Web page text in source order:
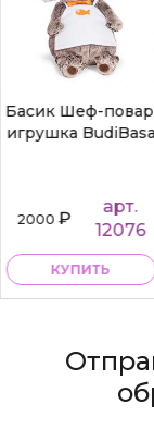
Басик Шеф-
игрушка BudiBasa
2000₽
арт.
12076
КУПИТЬ